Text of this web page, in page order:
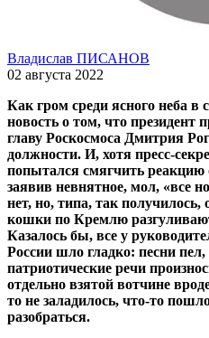
Владислав ПИСАНОВ
02 августа 2022
Как гром среди ясного неба в
новость о том, что президент
главу Роскосмоса Дмитрия
должности. И, хотя пресс-
попытался смягчить реакцию
заявив невнятное, мол, «все
нет, но, типа, так получилось,
кошки по Кремлю
Казалось бы, все у
России шло гладко: песни
патриотические речи
отдельно взятой вотчине
то не заладилось, что-то
разобраться.